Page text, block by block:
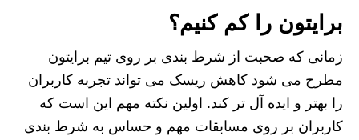
برایتون را کم کنیم؟
زمانی که صحبت از شرط‌ بندی بر روی تیم برایتون
مطرح می شود کاهش ریسک می‌ تواند تجربه کاربران
را بهتر و ایده‌ آل‌ تر کند. اولین نکته مهم این است که
کاربران بر روی مسابقات مهم و حساس به شرط بندی